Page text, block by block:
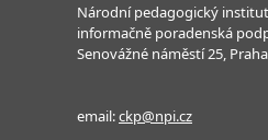
Národní pedagogický
informačně poradenská
Senovážné náměstí 25,
email:ckp@npi.cz